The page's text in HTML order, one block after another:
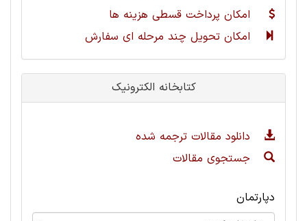
امکان پرداخت قسطی هزینه ها
امکان تحویل چند مرحله ای سفارش
کتابخانه الکترونیک
دانلود مقالات ترجمه شده
جستجوی مقالات
دپارتمان